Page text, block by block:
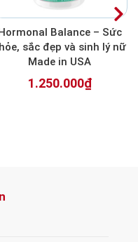
Balance – Sức
sắc đẹp và sinh lý nữ
Made in USA
1.250.000₫